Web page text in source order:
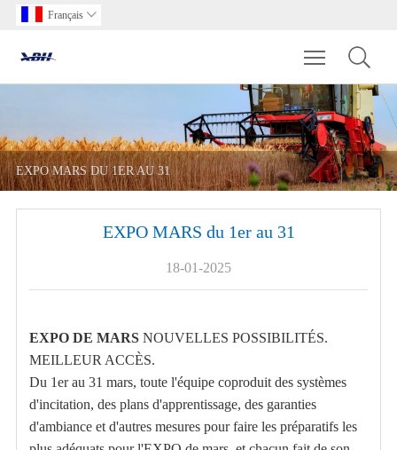
Français 
Toggle
​EXPO MARS DU 1ER AU 31
​EXPO MARS du 1er au 31
18-01-2025
EXPO DE MARS NOUVELLES POSSIBILITÉS.
MEILLEUR ACCÈS.
Du 1er au 31 mars, toute l'équipe coproduit des systèmes
d'incitation, des plans d'apprentissage, des garanties
d'ambiance et d'autres mesures pour faire les préparatifs les